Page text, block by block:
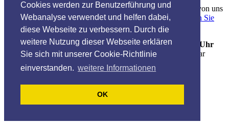
Cookies werden zur Benutzerführung und
Webanalyse verwendet und helfen dabei,
diese Webseite zu verbessern. Durch die
weitere Nutzung dieser Webseite erklären
Sie sich mit unserer Cookie-Richtlinie
einverstanden. weitere Informationen
OK
Ihre Daten werden ausschließlich zur internen Verwendung von uns
gespeichert und nicht an Dritte weitergegeben.Bitte beachten Sie
auch unsere Hinweise zum Datenschutz.
Wir sindMontag bis Freitagin der Zeit von9.00 bis 16.00 Uhr
unter der Telefonnummer0 39 28 / 70 37 90für Sie erreichbar
© 2005-2015 Oelbestellung.de
Datenschutz